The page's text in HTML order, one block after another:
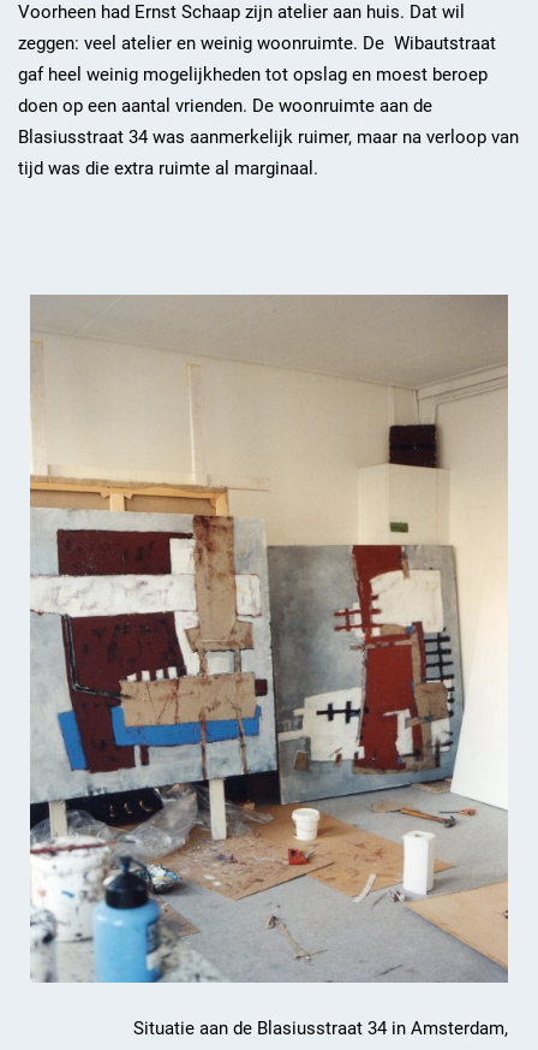
Voorheen had Ernst Schaap zijn atelier aan huis. Dat wil
zeggen: veel atelier en weinig woonruimte. De Wibautstraat
gaf heel weinig mogelijkheden tot opslag en moest beroep
doen op een aantal vrienden. De woonruimte aan de
Blasiusstraat 34 was aanmerkelijk ruimer, maar na verloop van
tijd was die extra ruimte al marginaal.
Situatie aan de Blasiusstraat 34 in Amsterdam,